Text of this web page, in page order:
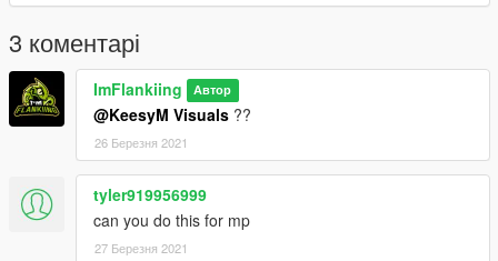
3 коментарі
ImFlankiing Автор
@KeesyM Visuals ??
26 Березня 2021
tyler919956999
can you do this for mp
27 Березня 2021